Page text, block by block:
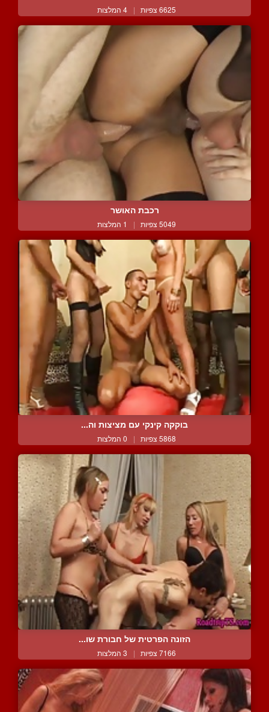
6625 צפיות | 4 המלצות
רכבת האושר
5049 צפיות | 1 המלצות
בוקקה קינקי עם מציצות וה...
5868 צפיות | 0 המלצות
הזונה הפרטית של חבורת שו...
7166 צפיות | 3 המלצות